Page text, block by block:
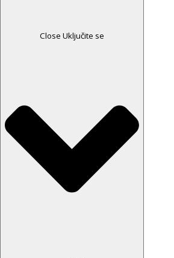
Close Uključite se